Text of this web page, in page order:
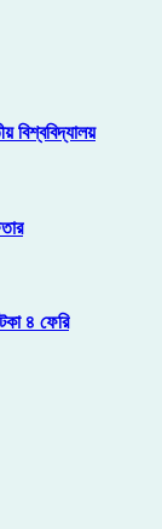
বিশ্ববিদ্যালয়
৪ ফেরি